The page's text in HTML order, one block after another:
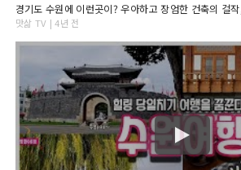
맛삶 TV | 4년 전